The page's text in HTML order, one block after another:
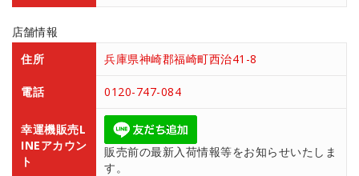
店舗情報
住所
兵庫県神崎郡福崎町西治41-8
電話 0120-747-084
幸運機販売L
INEアカウン
ト
販売前の最新入荷情報等をお知らせいたしま
す。